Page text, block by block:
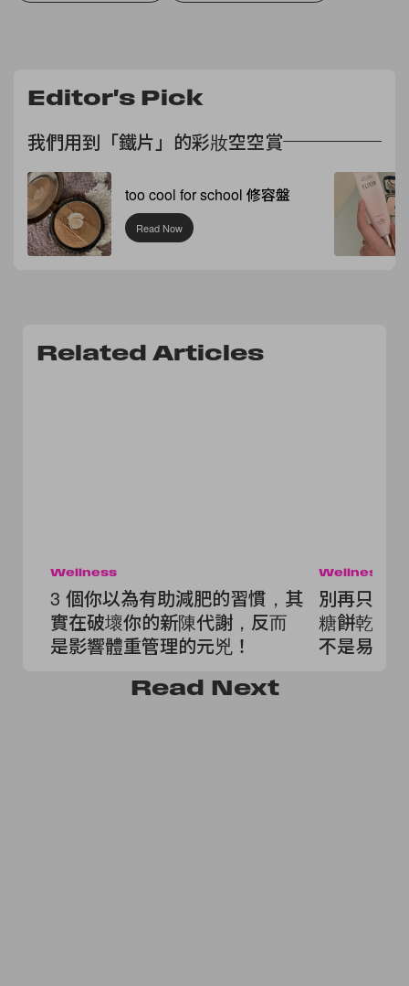
Editor's Pick
我們用到「鐵片」的彩妝空空賞
too cool for school 修容盤
Read Now
Related Articles
Wellness
3 個你以為有助減肥的習慣，其
實在破壞你的新陳代謝，反而
是影響體重管理的元兇！
Wellness
別再只怪
糖餅乾，
不是易胖
Read Next